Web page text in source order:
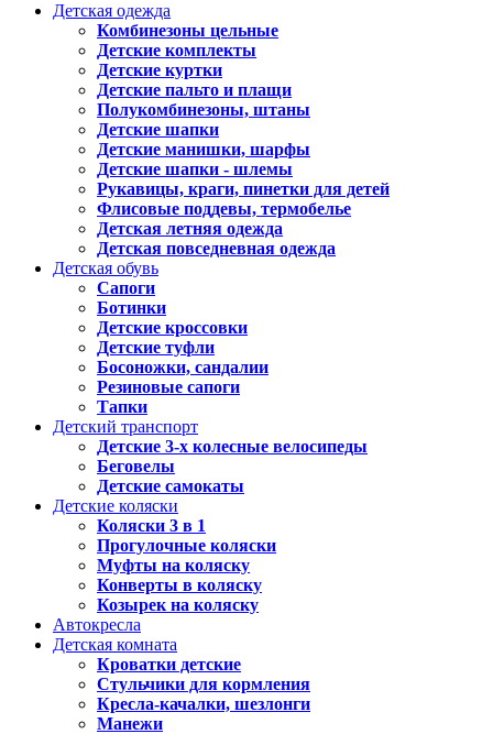
Детская одежда
Комбинезоны цельные
Детские комплекты
Детские куртки
Детские пальто и плащи
Полукомбинезоны, штаны
Детские шапки
Детские манишки, шарфы
Детские шапки - шлемы
Рукавицы, краги, пинетки для детей
Флисовые поддевы, термобелье
Детская летняя одежда
Детская повседневная одежда
Детская обувь
Сапоги
Ботинки
Детские кроссовки
Детские туфли
Босоножки, сандалии
Резиновые сапоги
Тапки
Детский транспорт
Детские 3-х колесные велосипеды
Беговелы
Детские самокаты
Детские коляски
Коляски 3 в 1
Прогулочные коляски
Муфты на коляску
Конверты в коляску
Козырек на коляску
Автокресла
Детская комната
Кроватки детские
Стульчики для кормления
Кресла-качалки, шезлонги
Манежи